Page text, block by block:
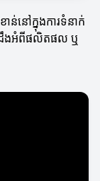
ន់នៅក្នុងការទំនាក់
ងអំពីផលិតផល ឬ